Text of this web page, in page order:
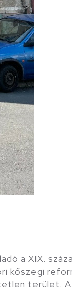
a XIX.
kőszegi
terület.